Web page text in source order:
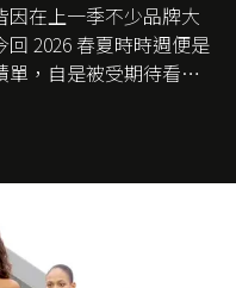
因在上一季不少品牌大
2026 春夏時時週便是
，自是被受期待看他
在過去幾個季度業績
Balenciaga 的愛將
心走得太前的 Demna
不像。而從剛剛推出
便知道 Demna 沒這麼
展開！